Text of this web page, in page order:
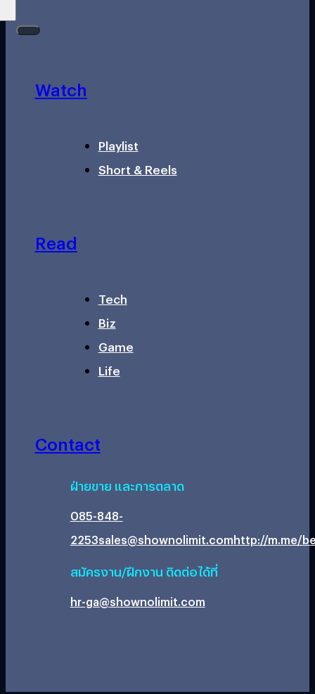
Watch
Playlist
Short & Reels
Read
Tech
Biz
Game
Life
Contact
ฝ่ายขาย และการตลาด
085-848-
2253sales@shownolimit.comhttp://m.me/
สมัครงาน/ฝึกงาน ติดต่อได้ที่
hr-ga@shownolimit.com